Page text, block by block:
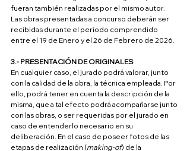
fueran también realizadas por el mismo autor.
Las obras presentadas a concurso deberán ser
recibidas durante el periodo comprendido
entre el 19 de Enero y el 26 de Febrero de 2026.
3.-­ PRESENTACIÓN DE ORIGINALES
En cualquier caso, el jurado podrá valorar, junto
con la calidad de la obra, la técnica empleada. Por
ello, podrá tener en cuenta la descripción de la
misma, que a tal efecto podrá acompañarse junto
con las obras, o ser requeridas por el jurado en
caso de entenderlo necesario en su
deliberación. En el caso de poseer fotos de las
etapas de realización (making-of) de la